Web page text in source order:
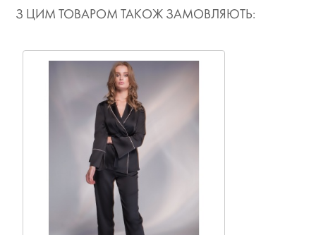
З ЦИМ ТОВАРОМ ТАКОЖ ЗАМОВЛЯЮТЬ: